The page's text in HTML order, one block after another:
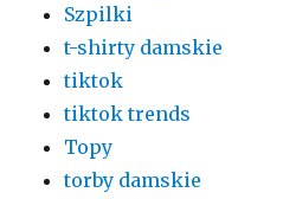
Szpilki
t-shirty damskie
tiktok
tiktok trends
Topy
torby damskie